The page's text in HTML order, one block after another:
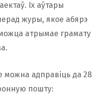
Іх аўтары
журы, якое абярэ
атрымае грамату
можна адправіць да 28
пошту: